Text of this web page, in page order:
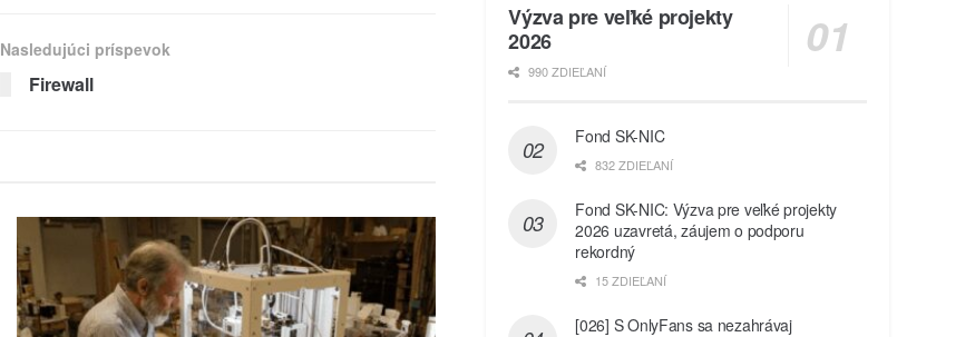
Nasledujúci príspevok
Firewall
Výzva pre veľké projekty
2026
990 ZDIEĽANÍ
Fond SK-NIC
832 ZDIEĽANÍ
Fond SK-NIC: Výzva pre veľké projekty
2026 uzavretá, záujem o podporu
rekordný
15 ZDIEĽANÍ
[026] S OnlyFans sa nezahrávaj